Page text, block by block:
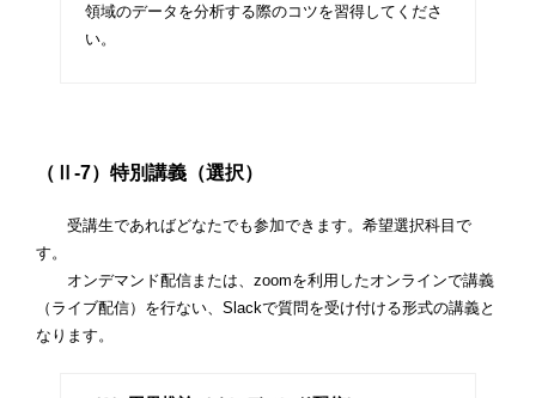
領域のデータを分析する際のコツを習得してくださ
い。
（Ⅱ-7）特別講義（選択）
受講生であればどなたでも参加できます。希望選択科目で
す。
オンデマンド配信または、zoomを利用したオンラインで講義
（ライブ配信）を行ない、Slackで質問を受け付ける形式の講義と
なります。